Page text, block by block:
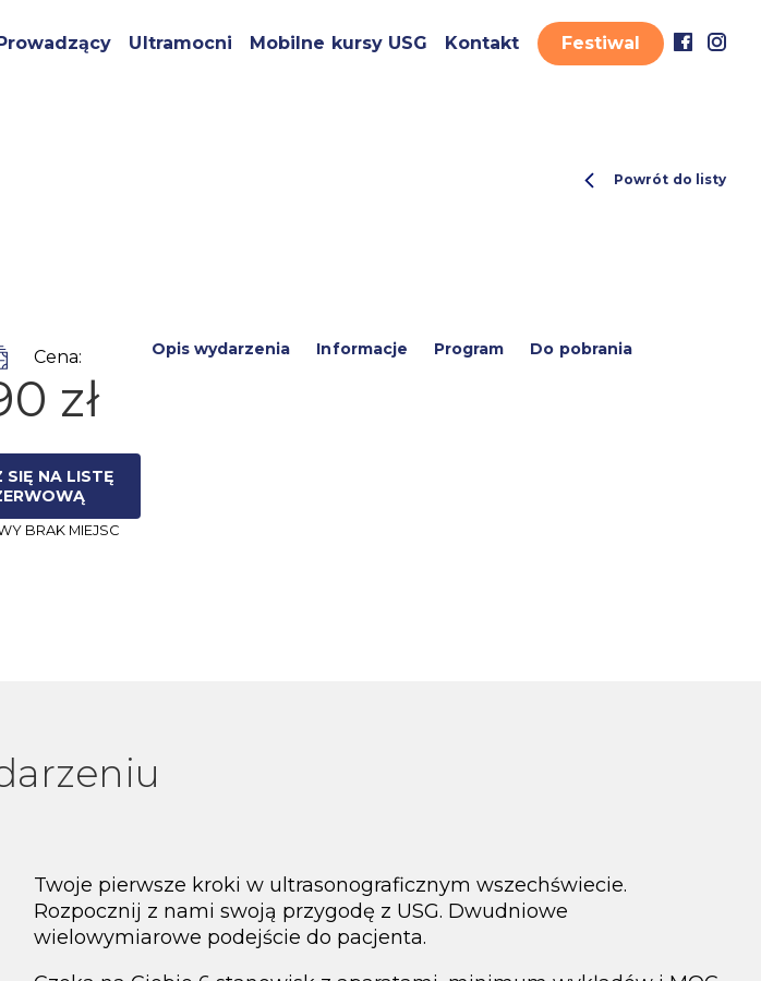
Ultramocni Mobilne kursy USG Kontakt Festiwal
Powrót do listy
Cena:
zł
SIĘ NA LISTĘ
BRAK MIEJSC
Opis wydarzenia Informacje Program Do pobrania
Twoje pierwsze kroki w ultrasonograficznym wszechświecie.
Rozpocznij z nami swoją przygodę z USG. Dwudniowe
wielowymiarowe podejście do pacjenta.